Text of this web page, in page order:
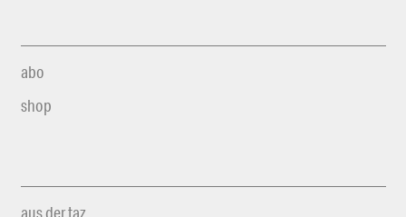
abo
shop
aus der taz